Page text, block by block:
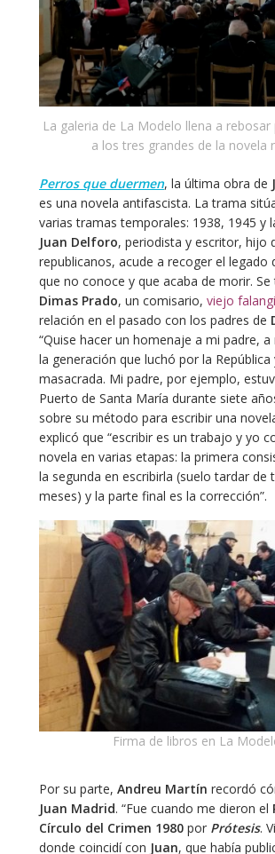
La galeria de La Modelo llena a rebosar
a los tres grandes de la novela
Perros que duermen, la última obra de
es una novela antifascista. La trama
varias tramas temporales: 1938, 1945 y
Juan Delforo, periodista y escritor, hijo
republicanos, acude a recoger el legado
que no conoce y que acaba de morir. Se
Dimas Prado, un comisario, viejo
relación en el pasado con los padres de
“Quise hacer un homenaje a mi padre,
la generación que luchó por la República
masacrada. Mi padre, por ejemplo,
Puerto de Santa María durante siete
sobre su método para escribir una
explicó que “escribir es un trabajo y yo
novela en varias etapas: la primera
la segunda en escribirla (suelo tardar de
meses) y la parte final es la corrección”.
Firma de libros en La
Por su parte, Andreu Martín recordó
Juan Madrid. “Fue cuando me dieron el
Círculo del Crimen 1980por Prótesis.
donde coincidí con Juan, que había